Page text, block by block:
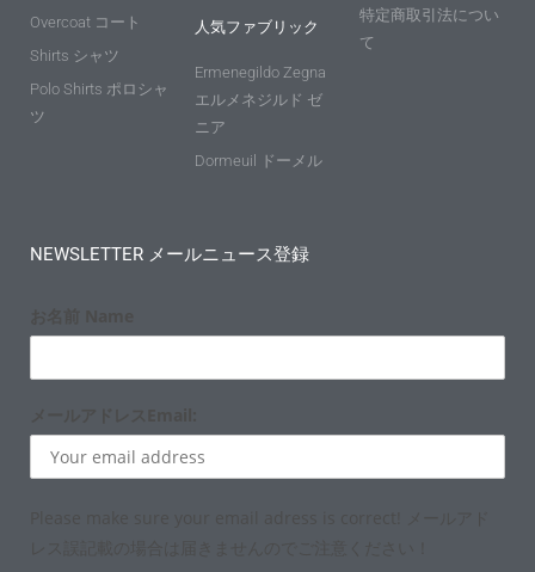
Overcoat コート
Shirts シャツ
Polo Shirts ポロシャ
ツ
人気ファブリック
Ermenegildo Zegna
エルメネジルド ゼ
ニア
Dormeuil ドーメル
特定商取引法につい
て
NEWSLETTER メールニュース登録